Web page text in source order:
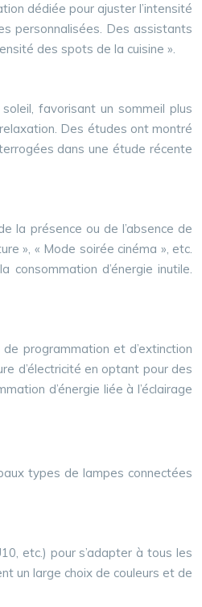
dédiée pour ajuster l’intensité
personnalisées. Des assistants
des spots de la cuisine ».
favorisant un sommeil plus
Des études ont montré
dans une étude récente
la présence ou de l’absence de
», « Mode soirée cinéma », etc.
d’énergie inutile.
programmation et d’extinction
d’électricité en optant pour des
d’énergie liée à l’éclairage
types de lampes connectées
etc.) pour s’adapter à tous les
un large choix de couleurs et de